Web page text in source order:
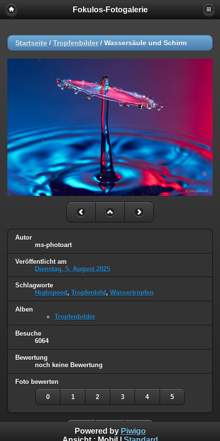
Fokulos-Fotogalerie
Startseite / Tropfenbilder/ Wassersäule und Schirm
Autor
ms-photoart
Veröffentlicht am
Dienstag, 5. August 2025
Schlagworte
Highspeed , Tropfenbild , Wassertropfen
Alben
Tropfenbilder
Besuche
6064
Bewertung
noch keine Bewertung
Foto bewerten
0 1 2 3 4 5
Powered by Piwigo